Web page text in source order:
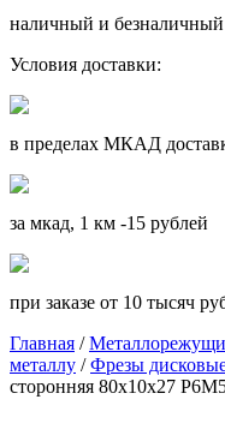
наличный и безналичный
Условия доставки:
в пределах МКАД
за мкад, 1 км -15 рублей
при заказе от 10 тысяч
Главная /
металлу /Фрезы
сторонняя 80х10х27